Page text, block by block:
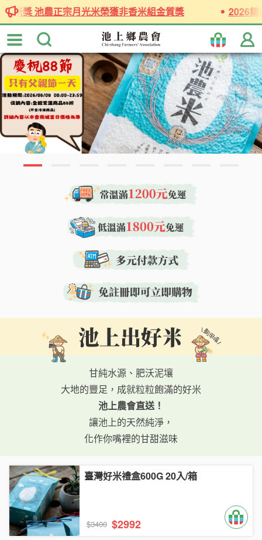
跳
到
主
要
內
容
區
獎 池農正宗月光米榮獲非香米組金質獎 2026精饌
甘純水源、肥沃泥壤
大地的豐足，成就粒粒飽滿的好米
池上農會直送！
讓池上的天然純淨，
化作你嘴裡的甘甜滋味
臺灣好米禮盒600G 20入/箱
$3400 $2992